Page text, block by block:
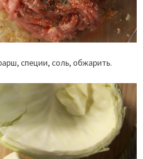
специи, соль, обжарить.